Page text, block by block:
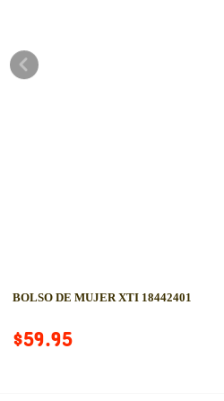
BOLSO DE MUJER XTI 18442401
$59.95